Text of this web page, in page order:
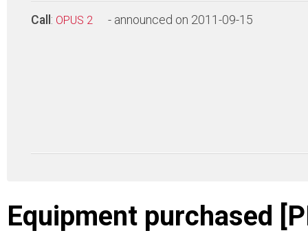
Call : OPUS 2 - announced on 2011-09-15
Equipment purchased